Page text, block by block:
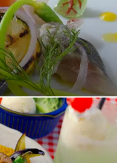
に「ランチコース」もご
らも、シェフが織りなす
ことができます。自慢の
ただけること間違いな